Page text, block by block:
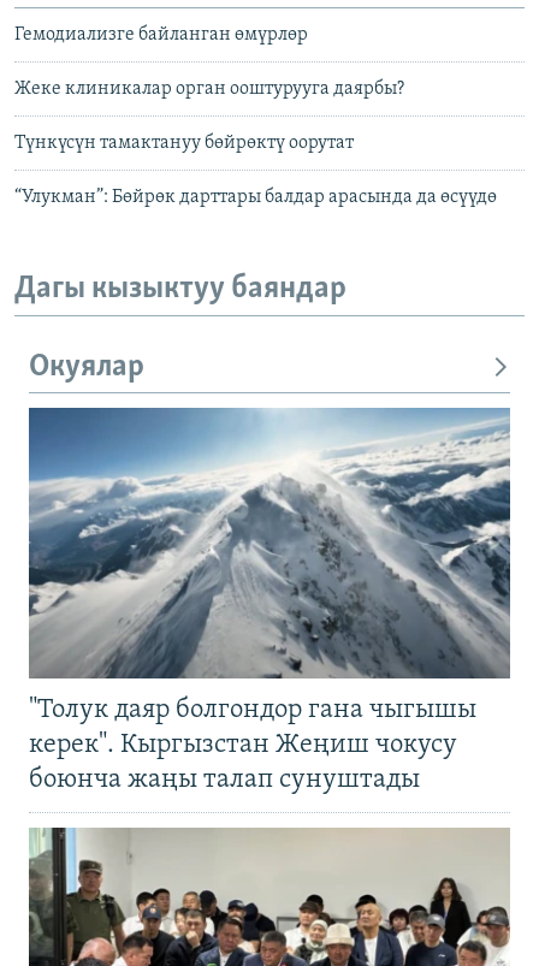
Гемодиализге байланган өмүрлөр
Жеке клиникалар орган ооштурууга даярбы?
Түнкүсүн тамактануу бөйрөктү оорутат
“Улукман”: Бөйрөк дарттары балдар арасында да өсүүдө
Дагы кызыктуу баяндар
Окуялар
"Толук даяр болгондор гана чыгышы
керек". Кыргызстан Жеңиш чокусу
боюнча жаңы талап сунуштады